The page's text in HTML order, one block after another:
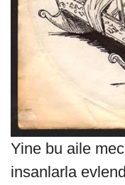
Yine bu aile
insanlarla